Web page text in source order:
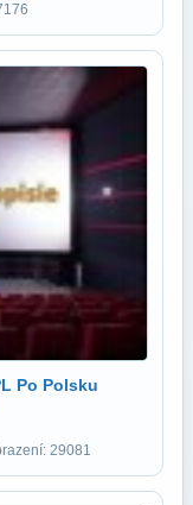
Po Polsku
29081